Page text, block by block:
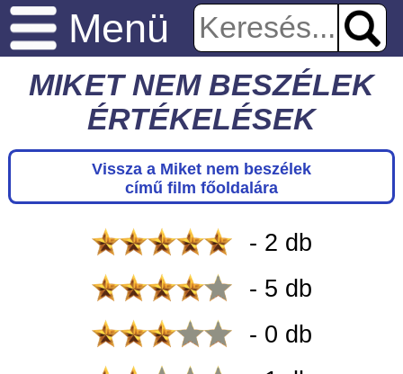
Menü
MIKET NEM BESZÉLEK
ÉRTÉKELÉSEK
Vissza a Miket nem beszélek
című film főoldalára
- 2 db
- 5 db
- 0 db